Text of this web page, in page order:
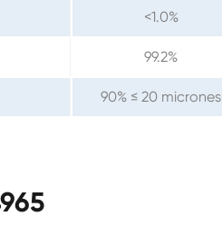
<1.0%
99.2%
90% ≤ 20 micrones